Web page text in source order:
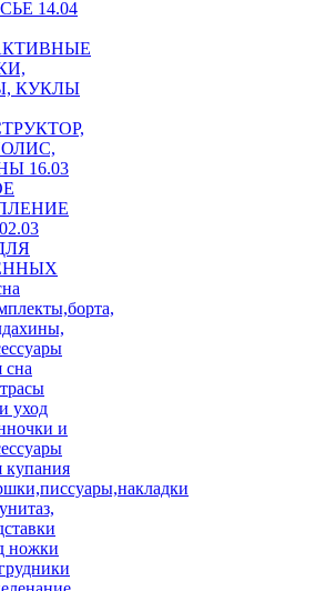
14.04
КУКЛЫ
16.03
сна
уход
и
купания
ножки